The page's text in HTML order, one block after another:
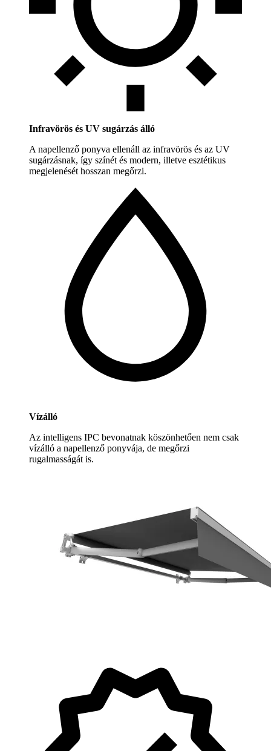
Infravörös és UV sugárzás álló
A napellenző ponyva ellenáll az infravörös és az UV
sugárzásnak, így színét és modern, illetve esztétikus
megjelenését hosszan megőrzi.
Vízálló
Az intelligens IPC bevonatnak köszönhetően nem csak
vízálló a napellenző ponyvája, de megőrzi
rugalmasságát is.